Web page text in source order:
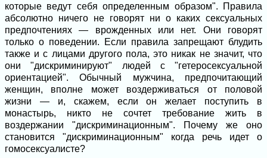
которые ведут себя определенным образом". Правила
абсолютно ничего не говорят ни о каких сексуальных
предпочтениях — врожденных или нет. Они говорят
только о поведении. Если правила запрещают блудить
также и с лицами другого пола, это никак не значит, что
они "дискриминируют" людей с "гетеросексуальной
ориентацией". Обычный мужчина, предпочитающий
женщин, вполне может воздерживаться от половой
жизни — и, скажем, если он желает поступить в
монастырь, никто не сочтет требование жить в
воздержании "дискриминационным". Почему же оно
становится "дискриминационным" когда речь идет о
гомосексуалисте?